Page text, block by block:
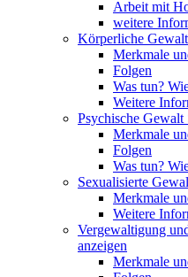
Arbeit mit
weitere
Körperliche Gewalt
Merkmale
Folgen
Was tun?
Weitere
Psychische Gewalt
Merkmale
Folgen
Was tun?
Sexualisierte
Merkmale
Weitere
Vergewaltigung
anzeigen
Merkmale